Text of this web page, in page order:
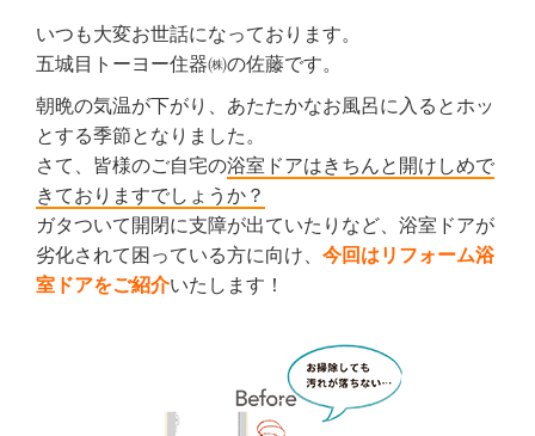
いつも大変お世話になっております。
五城目トーヨー住器㈱の佐藤です。
朝晩の気温が下がり、あたたかなお風呂に入るとホッ
とする季節となりました。
さて、皆様のご自宅の浴室ドアはきちんと開けしめで
きておりますでしょうか？
ガタついて開閉に支障が出ていたりなど、浴室ドアが
劣化されて困っている方に向け、 今回はリフォーム浴
室ドアをご紹介いたします！